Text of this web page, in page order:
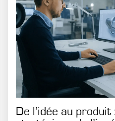
De l’idée au produit